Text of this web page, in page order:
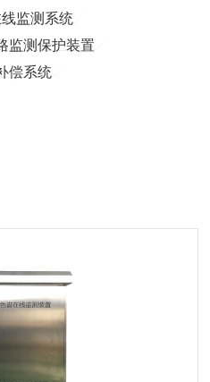
监测系统
监测保护装置
偿系统